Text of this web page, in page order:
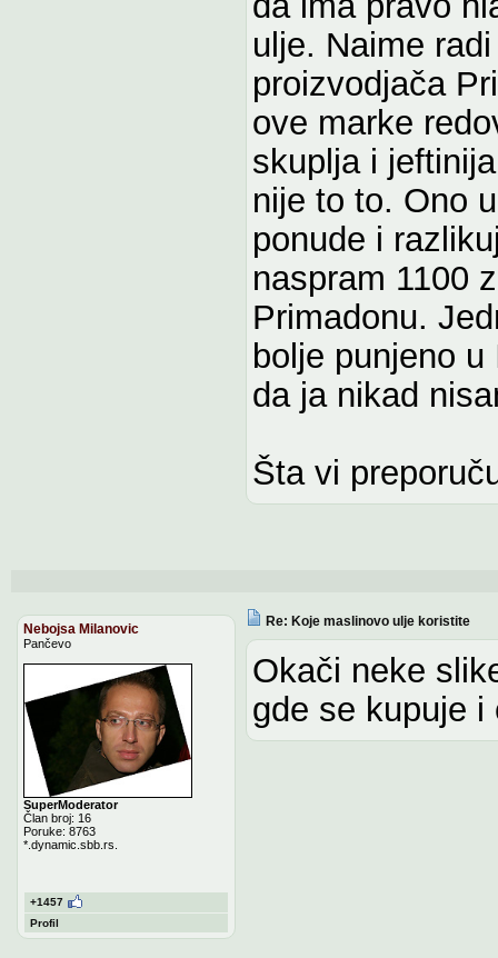
ulje. Naime
proizvodjača
ove marke
skuplja i
nije to to. Ono
ponude i
naspram 1100
Primadonu.
bolje punjeno
da ja nikad
Šta vi
Nebojsa Milanovic
Pančevo
SuperModerator
Član broj: 16
Poruke: 8763
*.dynamic.sbb.rs.
+1457
Profil
Re: Koje maslinovo ulje koristite
Okači neke
gde se kupuje i